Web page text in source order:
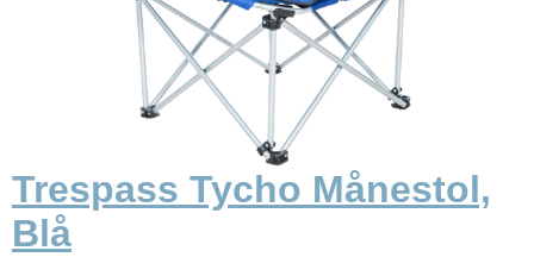
Trespass Tycho Månestol,
Blå